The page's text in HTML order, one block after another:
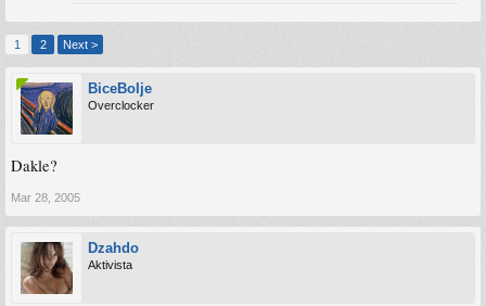
1 2 Next >
BiceBolje
Overclocker
Dakle?
Mar 28, 2005
Dzahdo
Aktivista